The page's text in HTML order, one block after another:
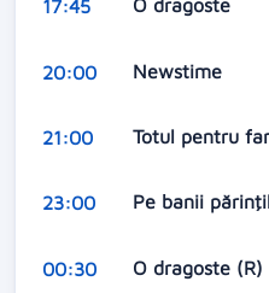
17:45 O dragoste
20:00 Newstime
21:00 Totul pentru
23:00 Pe banii
00:30 O dragoste (R)